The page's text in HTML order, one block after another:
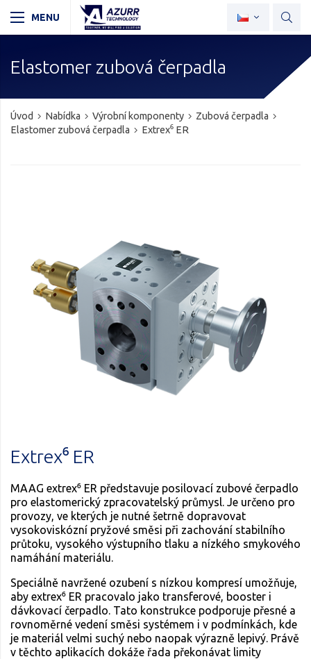
Elastomer zubová čerpadla
Úvod Nabídka Výrobní komponenty
Zubová čerpadla
Elastomer zubová čerpadla
Extrex⁶ ER
Extrex⁶ ER
MAAG extrex⁶ ER představuje posilovací zubové čerpadlo
pro elastomerický zpracovatelský průmysl. Je určeno pro
provozy, ve kterých je nutné šetrně dopravovat
vysokoviskózní pryžové směsi při zachování stabilního
průtoku, vysokého výstupního tlaku a nízkého smykového
namáhání materiálu.
Speciálně navržené ozubení s nízkou kompresí umožňuje,
aby extrex⁶ ER pracovalo jako transferové, booster i
dávkovací čerpadlo. Tato konstrukce podporuje přesné a
rovnoměrné vedení směsi systémem i v podmínkách, kde
je materiál velmi suchý nebo naopak výrazně lepivý. Právě
v těchto aplikacích dokáže řada překonávat limity